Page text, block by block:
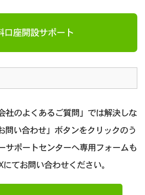
口座開設サポート
社のよくあるご質問」では解決しな
問い合わせ」ボタンをクリックのう
サポートセンターへ専用フォームも
てお問い合わせください。